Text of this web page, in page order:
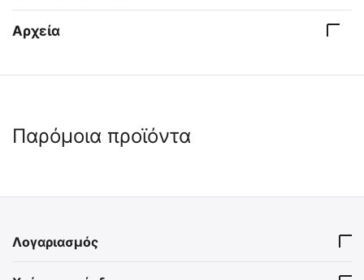
Αρχεία
Παρόμοια προϊόντα
Τσαντάκι Ατομικού Κιτ Α'
Τσαντάκι Α' Βοηθειών FAS-
Λογαριασμός